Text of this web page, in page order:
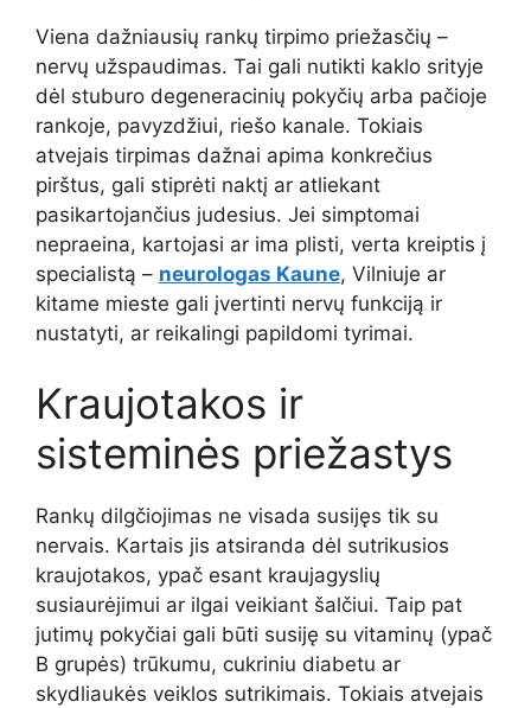
Viena dažniausių rankų tirpimo priežasčių –
nervų užspaudimas. Tai gali nutikti kaklo srityje
dėl stuburo degeneracinių pokyčių arba pačioje
rankoje, pavyzdžiui, riešo kanale. Tokiais
atvejais tirpimas dažnai apima konkrečius
pirštus, gali stiprėti naktį ar atliekant
pasikartojančius judesius. Jei simptomai
nepraeina, kartojasi ar ima plisti, verta kreiptis į
specialistą – neurologas Kaune, Vilniuje ar
kitame mieste gali įvertinti nervų funkciją ir
nustatyti, ar reikalingi papildomi tyrimai.
Kraujotakos ir
sisteminės priežastys
Rankų dilgčiojimas ne visada susijęs tik su
nervais. Kartais jis atsiranda dėl sutrikusios
kraujotakos, ypač esant kraujagyslių
susiaurėjimui ar ilgai veikiant šalčiui. Taip pat
jutimų pokyčiai gali būti susiję su vitaminų (ypač
B grupės) trūkumu, cukriniu diabetu ar
skydliaukės veiklos sutrikimais. Tokiais atvejais